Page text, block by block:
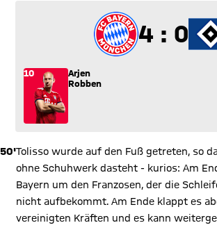
4 zu 0
4 : 0
10
Arjen
Robben
50'Tolisso wurde auf den Fuß getreten, so
ohne Schuhwerk dasteht - kurios: Am
Bayern um den Franzosen, der die
nicht aufbekommt. Am Ende klappt es
vereinigten Kräften und es kann